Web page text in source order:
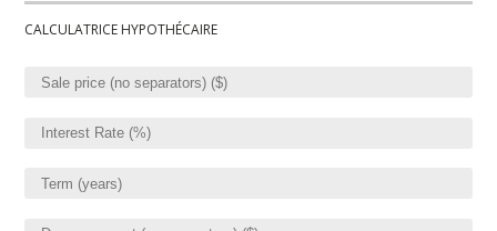
CALCULATRICE HYPOTHÉCAIRE